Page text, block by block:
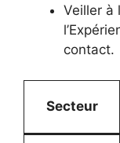
Veiller à
contact.
Secteur